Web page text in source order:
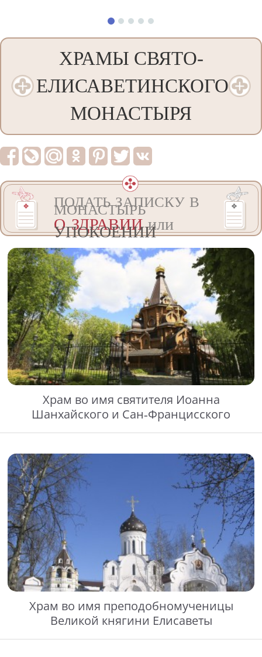
ХРАМЫ СВЯТО-
ЕЛИСАВЕТИНСКОГО
МОНАСТЫРЯ
ПОДАТЬ ЗАПИСКУ В
МОНАСТЫРЬ
О ЗДРАВИИили
УПОКОЕНИИ
Храм во имя святителя Иоанна
Шанхайского и Сан-Францисского
Храм во имя преподобномученицы
Великой княгини Елисаветы